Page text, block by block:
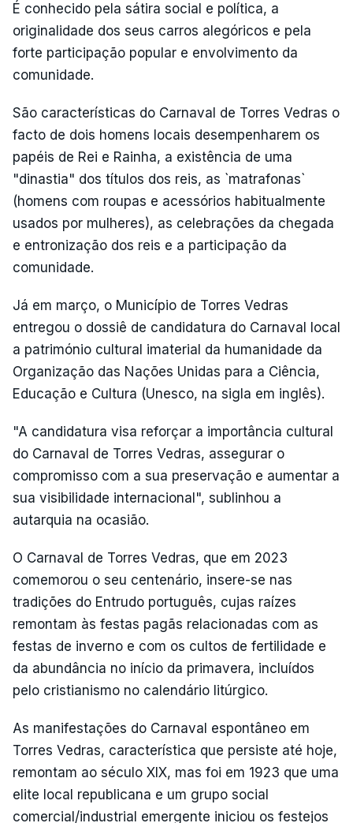
É conhecido pela sátira social e política, a
originalidade dos seus carros alegóricos e pela
forte participação popular e envolvimento da
comunidade.
São características do Carnaval de Torres Vedras o
facto de dois homens locais desempenharem os
papéis de Rei e Rainha, a existência de uma
"dinastia" dos títulos dos reis, as `matrafonas`
(homens com roupas e acessórios habitualmente
usados por mulheres), as celebrações da chegada
e entronização dos reis e a participação da
comunidade.
Já em março, o Município de Torres Vedras
entregou o dossiê de candidatura do Carnaval local
a património cultural imaterial da humanidade da
Organização das Nações Unidas para a Ciência,
Educação e Cultura (Unesco, na sigla em inglês).
"A candidatura visa reforçar a importância cultural
do Carnaval de Torres Vedras, assegurar o
compromisso com a sua preservação e aumentar a
sua visibilidade internacional", sublinhou a
autarquia na ocasião.
O Carnaval de Torres Vedras, que em 2023
comemorou o seu centenário, insere-se nas
tradições do Entrudo português, cujas raízes
remontam às festas pagãs relacionadas com as
festas de inverno e com os cultos de fertilidade e
da abundância no início da primavera, incluídos
pelo cristianismo no calendário litúrgico.
As manifestações do Carnaval espontâneo em
Torres Vedras, característica que persiste até hoje,
remontam ao século XIX, mas foi em 1923 que uma
elite local republicana e um grupo social
comercial/industrial emergente iniciou os festejos